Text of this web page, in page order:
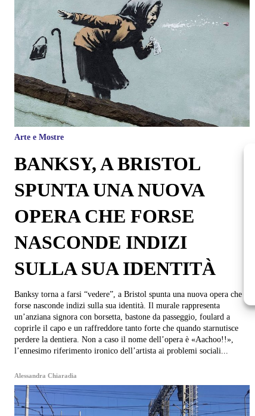
Arte e Mostre
BANKSY, A BRISTOL
SPUNTA UNA NUOVA
OPERA CHE FORSE
NASCONDE INDIZI
SULLA SUA IDENTITÀ
Banksy torna a farsi “vedere”, a Bristol spunta una nuova opera che
forse nasconde indizi sulla sua identità. Il murale rappresenta
un’anziana signora con borsetta, bastone da passeggio, foulard a
coprirle il capo e un raffreddore tanto forte che quando starnutisce
perdere la dentiera. Non a caso il nome dell’opera è «Aachoo!!»,
l’ennesimo riferimento ironico dell’artista ai problemi sociali...
Alessandra Chiaradia